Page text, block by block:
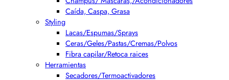
Caída, Caspa, Grasa
Styling
Lacas/Espumas/Sprays
Ceras/Geles/Pastas/Cremas/Polvos
Fibra capilar/Retoca raices
Herramientas
Secadores/Termoactivadores